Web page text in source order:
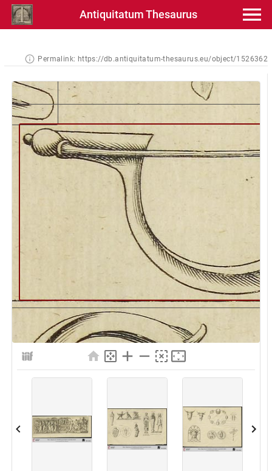
Antiquitatum Thesaurus
Permalink: https://db.antiquitatum-thesaurus.eu/object/1526362